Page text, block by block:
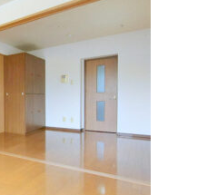
ームはこちら